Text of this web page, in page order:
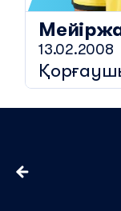
13.02.2008